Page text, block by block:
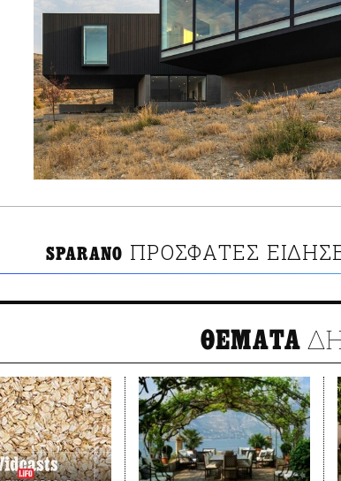
SPARANO ΠΡΟΣΦΑΤΕΣ
ΘΕΜΑΤΑ